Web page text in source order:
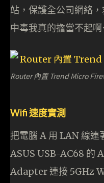
站，保護全公司網絡
中毒我真的擔當不起啊
Router 內置 Trend Micro
Wifi速度實測
把電腦 A 用 LAN 線
ASUS USB-AC68 的
Adapter 連接 5GHz